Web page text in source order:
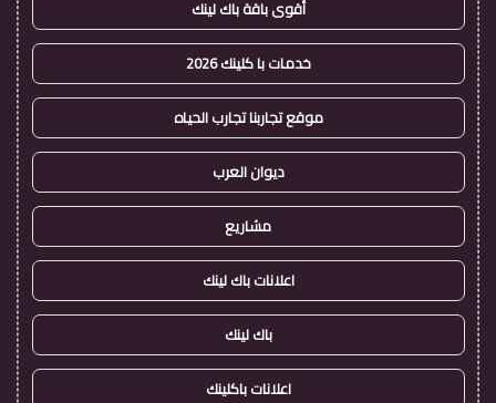
أقوى باقة باك لينك
خدمات با كلينك 2026
موقع تجاربنا تجارب الحياه
ديوان العرب
مشاريع
اعلانات باك لينك
باك لينك
اعلانات باكلينك